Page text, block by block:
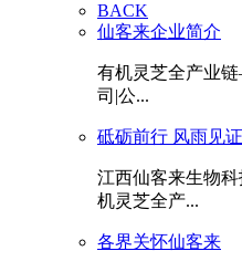
BACK
仙客来企业简介
有机灵芝全产业
司|公...
砥砺前行 风雨见证
江西仙客来生物
机灵芝全产...
各界关怀仙客来